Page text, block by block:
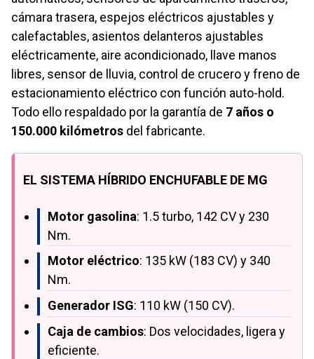
cámara trasera, espejos eléctricos ajustables y
calefactables, asientos delanteros ajustables
eléctricamente, aire acondicionado, llave manos
libres, sensor de lluvia, control de crucero y freno de
estacionamiento eléctrico con función auto-hold.
Todo ello respaldado por la garantía de 7 años o
150.000 kilómetros del fabricante.
EL SISTEMA HÍBRIDO ENCHUFABLE DE MG
Motor gasolina: 1.5 turbo, 142 CV y 230
Nm.
Motor eléctrico: 135 kW (183 CV) y 340
Nm.
Generador ISG: 110 kW (150 CV).
Caja de cambios: Dos velocidades, ligera y
eficiente.